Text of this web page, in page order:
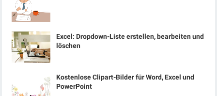
Excel: Dropdown-Liste erstellen, bearbeiten und
löschen
Kostenlose Clipart-Bilder für Word, Excel und
PowerPoint